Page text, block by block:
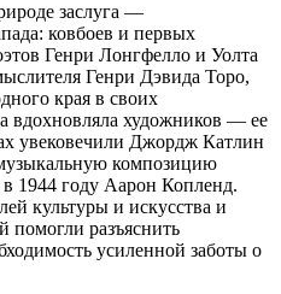
заслуга —
ковбоев и первых
Генри Лонгфелло и Уолта
Генри Дэвида Торо,
края в своих
вдохновляла художников — ее
увековечили Джордж Катлин
композицию
1944 году Аарон Копленд.
культуры и искусства и
помогли разъяснить
усиленной заботы о